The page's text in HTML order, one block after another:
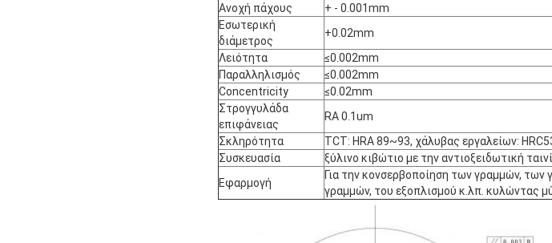
Ανοχή πάχους
+ - 0.001mm
Εσωτερική
διάμετρος
+0.02mm
Λειότητα
≤0.002mm
Παραλληλισμός
≤0.002mm
Concentricity
≤0.02mm
Στρογγυλάδα
επιφάνειας
RA 0.1um
Σκληρότητα
TCT: HRA 89~93, χάλυβας εργαλείων:
Συσκευασία
ξύλινο κιβώτιο με την αντιοξειδωτική
Εφαρμογή
Για την κονσερβοποίηση των γραμμών, των
γραμμών, του εξοπλισμού κ.λπ. κυλώντας